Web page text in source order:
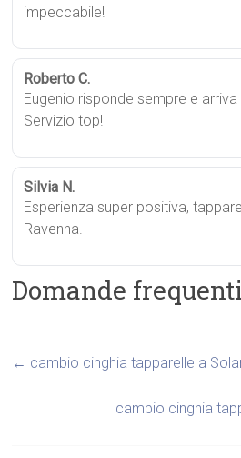
impeccabile!
Roberto C.
Eugenio risponde sempre e arriva
Servizio top!
Silvia N.
Esperienza super positiva,
Ravenna.
Domande frequenti
← cambio cinghia tapparelle a
cambio cinghia